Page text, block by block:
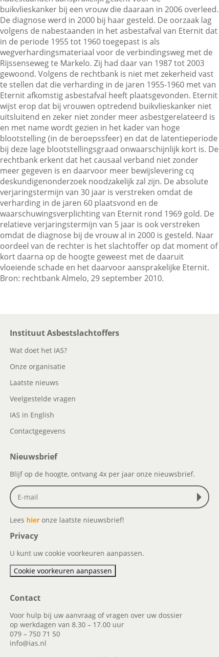
Contactgegevens
Zoeken
buikvlieskanker bij een vrouw die daaraan in 2006 overleed.
De diagnose werd in 2000 bij haar gesteld. De oorzaak lag
volgens de nabestaanden in het asbestafval van Eternit dat
in de periode 1955 tot 1960 toegepast is als
wegverhardingsmateriaal voor de verbindingsweg met de
Rijssenseweg te Markelo. Zij had daar van 1987 tot 2003
gewoond. Volgens de rechtbank is niet met zekerheid vast
te stellen dat die verharding in de jaren 1955-1960 met van
Eternit afkomstig asbestafval heeft plaatsgevonden. Eternit
wijst erop dat bij vrouwen optredend buikvlieskanker niet
uitsluitend en zeker niet zonder meer asbestgerelateerd is
en met name wordt gezien in het kader van hoge
blootstelling (in de beroepssfeer) en dat de latentieperiode
bij deze lage blootstellingsgraad onwaarschijnlijk kort is. De
rechtbank erkent dat het causaal verband niet zonder
meer gegeven is en daarvoor meer bewijslevering cq
deskundigenonderzoek noodzakelijk zal zijn. De absolute
verjaringstermijn van 30 jaar is verstreken omdat de
verharding in de jaren 60 plaatsvond en de
waarschuwingsverplichting van Eternit rond 1969 gold. De
relatieve verjaringstermijn van 5 jaar is ook verstreken
omdat de diagnose bij de vrouw al in 2000 is gesteld. Naar
oordeel van de rechter is het slachtoffer op dat moment of
kort daarna op de hoogte geweest met de daaruit
vloeiende schade en het daarvoor aansprakelijke Eternit.
Bron: rechtbank Almelo, 29 september 2010.
Instituut Asbestslachtoffers
Wat doet het IAS?
Onze organisatie
Laatste nieuws
Veelgestelde vragen
IAS in English
Contactgegevens
Nieuwsbrief
Blijf op de hoogte, ontvang 4x per jaar onze nieuwsbrief.
Lees hier onze laatste nieuwsbrief!
Privacy
U kunt uw cookie voorkeuren aanpassen.
Cookie voorkeuren aanpassen
Contact
Voor hulp bij uw aanvraag of vragen over uw dossier
op werkdagen van 8.30 – 17.00 uur
079 – 750 71 50
info@ias.nl